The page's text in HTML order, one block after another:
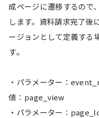
成ページに遷移するので
します。資料請求完了後
ージョンとして定義する
す。
・パラメーター：
値：page_view
・パラメーター：